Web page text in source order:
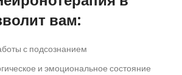
вам:
с подсознанием
и эмоциональное состояние